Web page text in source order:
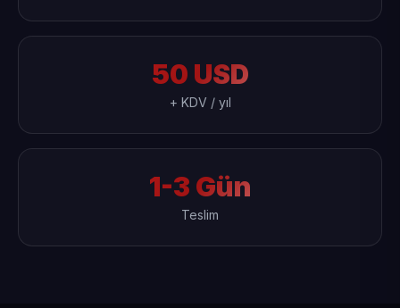
50 USD
+ KDV / yıl
1-3 Gün
Teslim